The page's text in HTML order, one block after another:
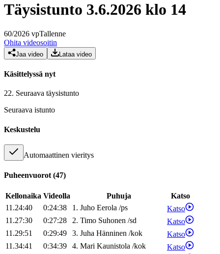
Täysistunto 3.6.2026 klo 14
60/2026 vpTallenne
Ohita videosoitin
Jaa video Lataa video
Käsittelyssä nyt
22. Seuraava täysistunto
Seuraava istunto
Keskustelu
Automaattinen vieritys
Puheenvuorot (47)
Kellonaika Videolla Puhuja
Katso
11.24:40
0:24:38 1. Juho Eerola /ps
Katso
11.27:30
0:27:28 2. Timo Suhonen /sd
Katso
11.29:51
0:29:49 3. Juha Hänninen /kok
Katso
11.34:41
0:34:39 4. Mari Kaunistola /kok
Katso